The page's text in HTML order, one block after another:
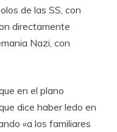
de las SS, con
directamente
Nazi, con
en el plano
dice haber ledo en
«a los familiares